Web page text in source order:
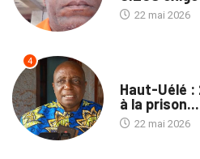
22 mai 2026
4
Haut-Uélé :
à la prison...
22 mai 2026